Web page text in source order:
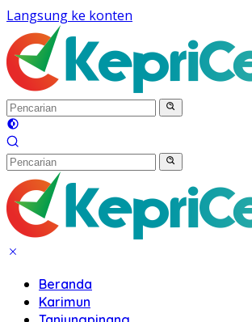
Langsung ke konten
Beranda
Karimun